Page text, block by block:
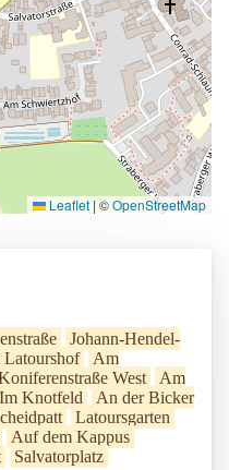
Leaflet | ©OpenStreetMap
Johann-Hendel-
Latourshof
Am
West
Am
Im Knotfeld
An der Bicker
Latoursgarten
Auf dem Kappus
Salvatorplatz